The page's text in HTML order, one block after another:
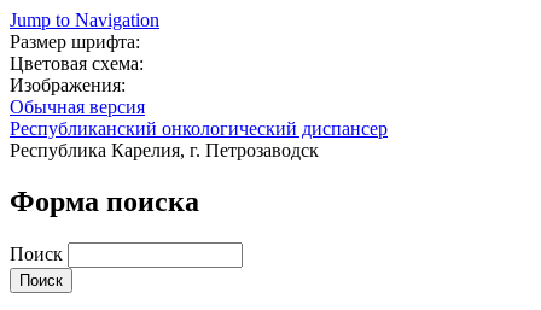
Jump to Navigation
Размер шрифта:
Цветовая схема:
Изображения:
Обычная версия
Республиканский онкологический диспансер
Республика Карелия, г. Петрозаводск
Форма поиска
Поиск